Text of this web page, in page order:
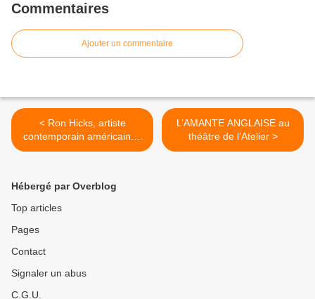
Commentaires
Ajouter un commentaire
< Ron Hicks, artiste
contemporain américain. «
Le baiser », huile sur toile
L’AMANTE ANGLAISE au
théâtre de l’Atelier >
Hébergé par Overblog
Top articles
Pages
Contact
Signaler un abus
C.G.U.